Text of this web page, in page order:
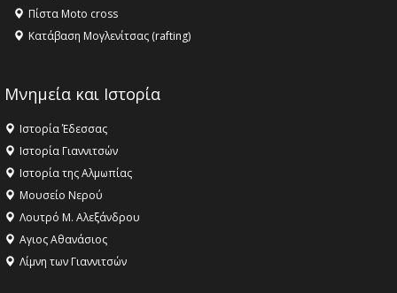
Πίστα Moto cross
Κατάβαση Μογλενίτσας (rafting)
Μνημεία και Ιστορία
Ιστορία Έδεσσας
Ιστορία Γιαννιτσών
Ιστορία της Αλμωπίας
Μουσείο Νερού
Λουτρό Μ. Αλεξάνδρου
Αγιος Αθανάσιος
Λίμνη των Γιαννιτσών